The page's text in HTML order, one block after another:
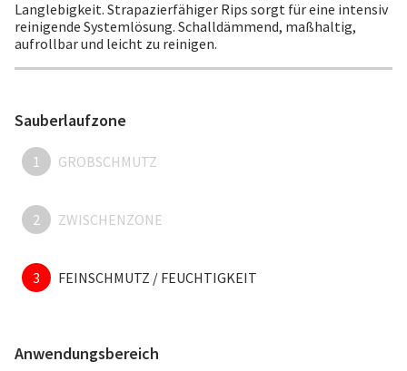
Langlebigkeit. Strapazierfähiger Rips sorgt für eine intensiv
reinigende Systemlösung. Schalldämmend, maßhaltig,
aufrollbar und leicht zu reinigen.
Sauberlaufzone
1 GROBSCHMUTZ
2 ZWISCHENZONE
3 FEINSCHMUTZ / FEUCHTIGKEIT
Anwendungsbereich